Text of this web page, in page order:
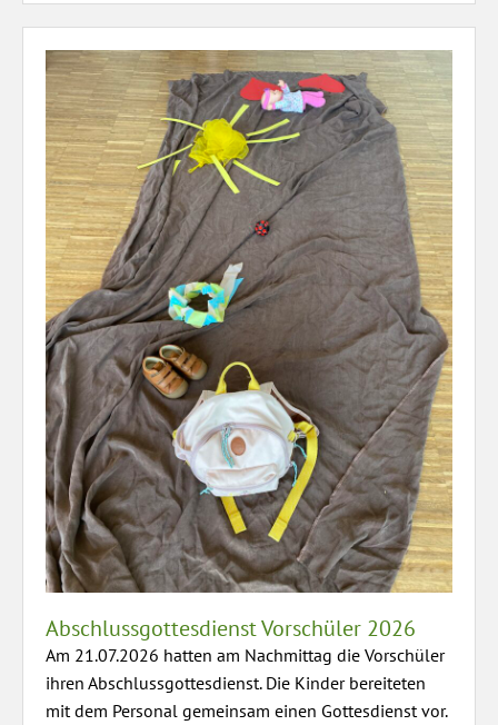
Abschlussgottesdienst Vorschüler 2026
Am 21.07.2026 hatten am Nachmittag die Vorschüler
ihren Abschlussgottesdienst. Die Kinder bereiteten
mit dem Personal gemeinsam einen Gottesdienst vor.